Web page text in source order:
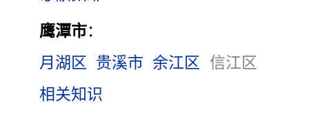
鹰潭市：
月湖区 贵溪市 余江区
信江区
相关知识